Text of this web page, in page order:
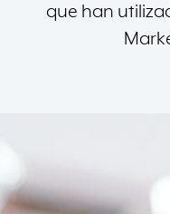
que han